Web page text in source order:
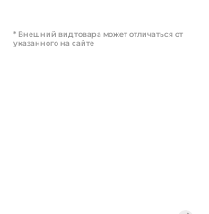
* Внешний вид товара может отличаться от
указанного на сайте